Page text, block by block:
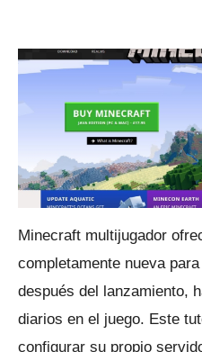
Minecraft multijugador
completamente nueva
después del lanzamiento,
diarios en el juego. Este
configurar su propio